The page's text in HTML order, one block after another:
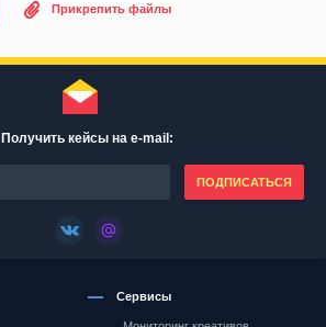
Прикрепить файлы
Получить кейсы на e-mail:
ПОДПИСАТЬСЯ
Сервисы